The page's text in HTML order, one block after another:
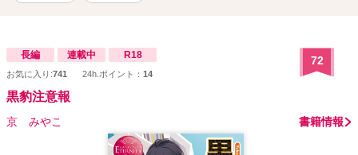
作中に出てくる企業、情報、登場人物が持つ知識等は創作上のフィ
うございました。 ▼ 作中に登場するとあるキャラクターが紡ぐ恋物
語の顛末 →12/27完結済
https://www.alphapolis.co.jp/novel/641789619/770393183 （本編中
盤の『挿話 Our if story.』まで読まれてから、こちらを読み進めてい
ただけると理解が深まるかと思います）
長編 連載中 R18
お気に入り:741 24h.ポイント： 14
72
黒豹注意報
京 みやこ 書籍情報